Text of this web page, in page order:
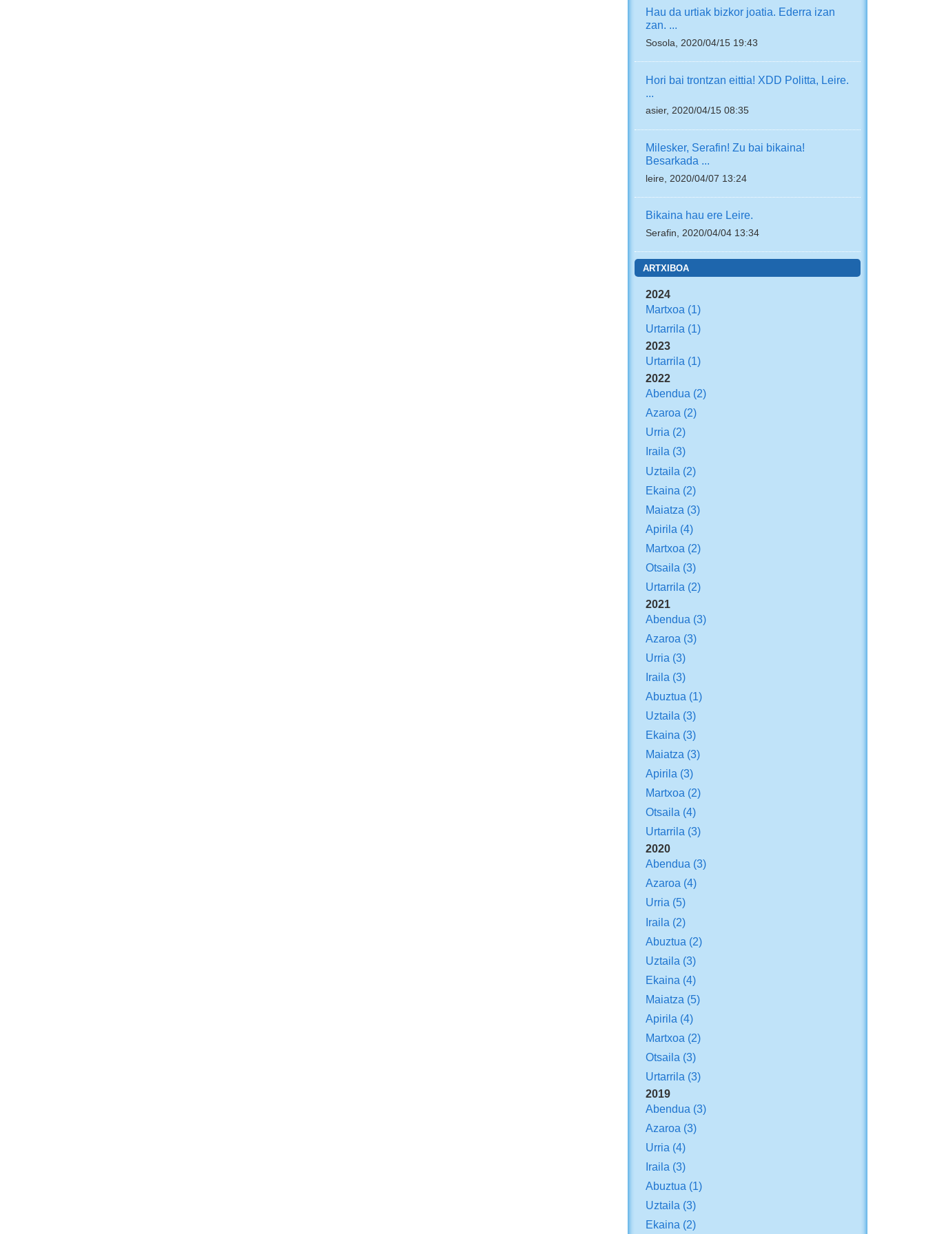
Hau da urtiak bizkor joatia. Ederra izan
zan. ...
Sosola, 2020/04/15 19:43
Hori bai trontzan eittia! XDD Politta, Leire.
asier, 2020/04/15 08:35
Milesker, Serafin! Zu bai bikaina!
Besarkada ...
leire, 2020/04/07 13:24
Bikaina hau ere Leire.
Serafin, 2020/04/04 13:34
ARTXIBOA
2024
Martxoa (1)
Urtarrila (1)
2023
Urtarrila (1)
2022
Abendua (2)
Azaroa (2)
Urria (2)
Iraila (3)
Uztaila (2)
Ekaina (2)
Maiatza (3)
Apirila (4)
Martxoa (2)
Otsaila (3)
Urtarrila (2)
2021
Abendua (3)
Azaroa (3)
Urria (3)
Iraila (3)
Abuztua (1)
Uztaila (3)
Ekaina (3)
Maiatza (3)
Apirila (3)
Martxoa (2)
Otsaila (4)
Urtarrila (3)
2020
Abendua (3)
Azaroa (4)
Urria (5)
Iraila (2)
Abuztua (2)
Uztaila (3)
Ekaina (4)
Maiatza (5)
Apirila (4)
Martxoa (2)
Otsaila (3)
Urtarrila (3)
2019
Abendua (3)
Azaroa (3)
Urria (4)
Iraila (3)
Abuztua (1)
Uztaila (3)
Ekaina (2)